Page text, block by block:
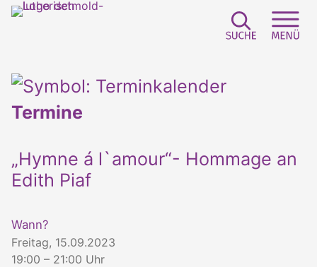
Termine
„Hymne á l`amour“- Hommage an
Edith Piaf
Wann?
Freitag, 15.09.2023
19:00 – 21:00 Uhr